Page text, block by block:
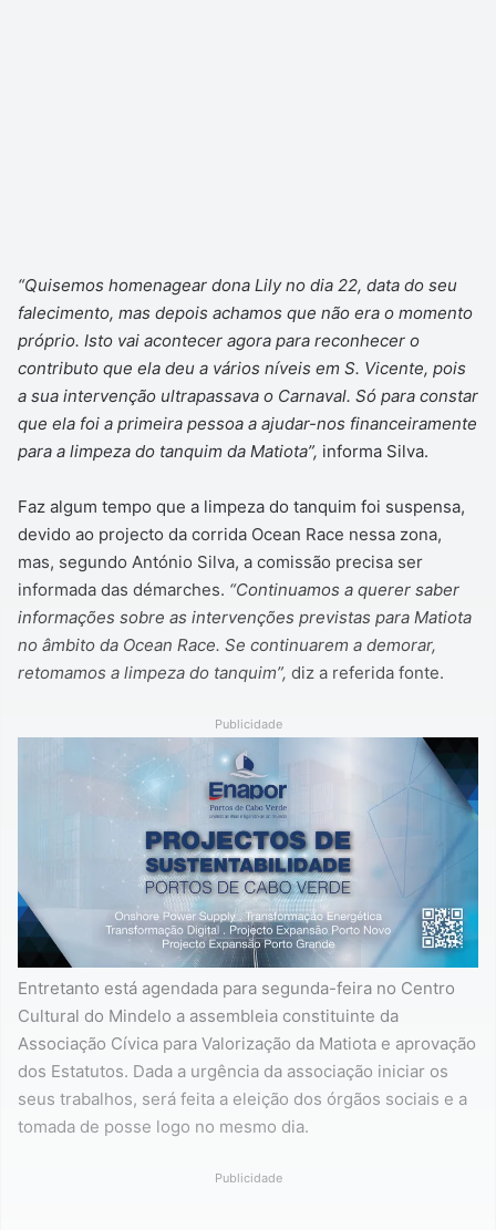
“Quisemos homenagear dona Lily no dia 22, data do seu
falecimento, mas depois achamos que não era o momento
próprio. Isto vai acontecer agora para reconhecer o
contributo que ela deu a vários níveis em S. Vicente, pois
a sua intervenção ultrapassava o Carnaval. Só para constar
que ela foi a primeira pessoa a ajudar-nos financeiramente
para a limpeza do tanquim da Matiota”, informa Silva.
Faz algum tempo que a limpeza do tanquim foi suspensa,
devido ao projecto da corrida Ocean Race nessa zona,
mas, segundo António Silva, a comissão precisa ser
informada das démarches. “Continuamos a querer saber
informações sobre as intervenções previstas para Matiota
no âmbito da Ocean Race. Se continuarem a demorar,
retomamos a limpeza do tanquim”, diz a referida fonte.
Publicidade
Entretanto está agendada para segunda-feira no Centro
Cultural do Mindelo a assembleia constituinte da
Associação Cívica para Valorização da Matiota e aprovação
dos Estatutos. Dada a urgência da associação iniciar os
seus trabalhos, será feita a eleição dos órgãos sociais e a
tomada de posse logo no mesmo dia.
Publicidade